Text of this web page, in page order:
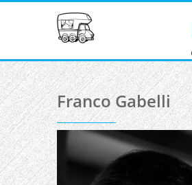
Franco Gabelli